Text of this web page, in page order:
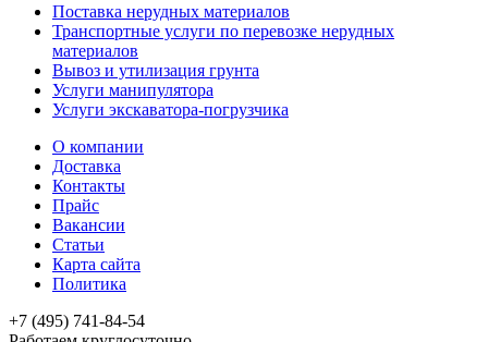
Поставка нерудных материалов
Транспортные услуги по перевозке нерудных
материалов
Вывоз и утилизация грунта
Услуги манипулятора
Услуги экскаватора-погрузчика
О компании
Доставка
Контакты
Прайс
Вакансии
Статьи
Карта сайта
Политика
+7 (495) 741-84-54